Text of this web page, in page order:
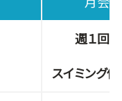
週１回
スイミング